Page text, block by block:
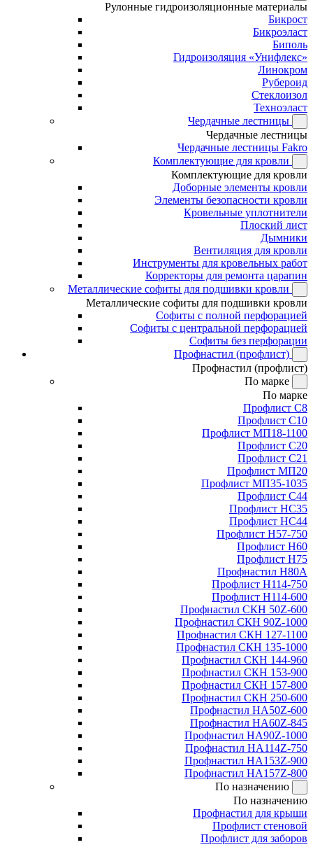
Рулонные гидроизоляционные материалы
Бикрост
Бикроэласт
Биполь
Гидроизоляция «Унифлекс»
Линокром
Рубероид
Стеклоизол
Техноэласт
Чердачные лестницы
Чердачные лестницы
Чердачные лестницы Fakro
Комплектующие для кровли
Комплектующие для кровли
Доборные элементы кровли
Элементы безопасности кровли
Кровельные уплотнители
Плоский лист
Дымники
Вентиляция для кровли
Инструменты для кровельных работ
Корректоры для ремонта царапин
Металлические софиты для подшивки кровли
Металлические софиты для подшивки кровли
Софиты с полной перфорацией
Софиты с центральной перфорацией
Софиты без перфорации
Профнастил (профлист)
Профнастил (профлист)
По марке
По марке
Профлист С8
Профлист С10
Профлист МП18-1100
Профлист С20
Профлист С21
Профлист МП20
Профлист МП35-1035
Профлист С44
Профлист НС35
Профлист НС44
Профлист Н57-750
Профлист Н60
Профлист Н75
Профнастил Н80А
Профлист Н114-750
Профлист Н114-600
Профнастил СКН 50Z-600
Профнастил СКН 90Z-1000
Профнастил СКН 127-1100
Профнастил СКН 135-1000
Профнастил СКН 144-960
Профнастил СКН 153-900
Профнастил СКН 157-800
Профнастил СКН 250-600
Профнастил НА50Z-600
Профнастил НА60Z-845
Профнастил НА90Z-1000
Профнастил НА114Z-750
Профнастил НА153Z-900
Профнастил НА157Z-800
По назначению
По назначению
Профнастил для крыши
Профлист стеновой
Профлист для заборов